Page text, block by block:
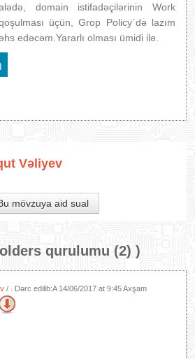
domain istifadəçilərinin Work
üçün, Grop Policy`də lazım
edəcəm.Yararlı olması ümidi ilə.
Vəliyev
mövzuya aid sual
qurulumu (2) )
/ . Dərc edilib:A 14/06/2017 at 9:45 Axşam